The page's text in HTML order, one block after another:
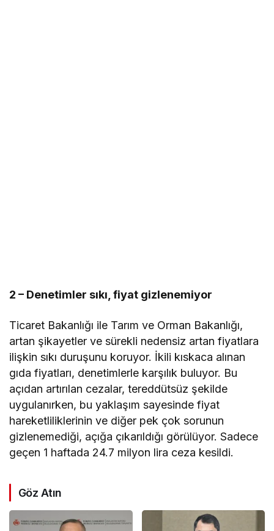
2 – Denetimler sıkı, fiyat gizlenemiyor
Ticaret Bakanlığı ile Tarım ve Orman Bakanlığı,
artan şikayetler ve sürekli nedensiz artan fiyatlara
ilişkin sıkı duruşunu koruyor. İkili kıskaca alınan
gıda fiyatları, denetimlerle karşılık buluyor. Bu
açıdan artırılan cezalar, tereddütsüz şekilde
uygulanırken, bu yaklaşım sayesinde fiyat
hareketliliklerinin ve diğer pek çok sorunun
gizlenemediği, açığa çıkarıldığı görülüyor. Sadece
geçen 1 haftada 24.7 milyon lira ceza kesildi.
Göz Atın